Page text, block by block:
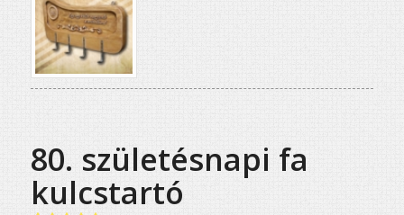
80. születésnapi fa
kulcstartó